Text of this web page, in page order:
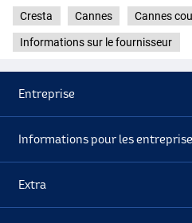
Cresta Cannes Cannes
Informations sur le fournisseur
Entreprise
Informations pour les
Extra